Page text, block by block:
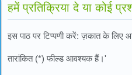
हमें प्रतिक्रिया दे या कोई
इस पाठ पर टिप्पणी करें: ज़कात के लिए
तारांकित (*) फील्ड आवश्यक हैं।'